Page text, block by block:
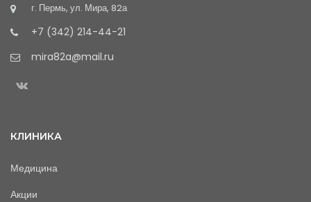
г. Пермь, ул. Мира, 82а
+7 (342) 214-44-21
mira82a@mail.ru
КЛИНИКА
Медицина
Акции